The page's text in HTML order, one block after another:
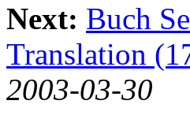
Next: Buch
Translation
2003-03-30